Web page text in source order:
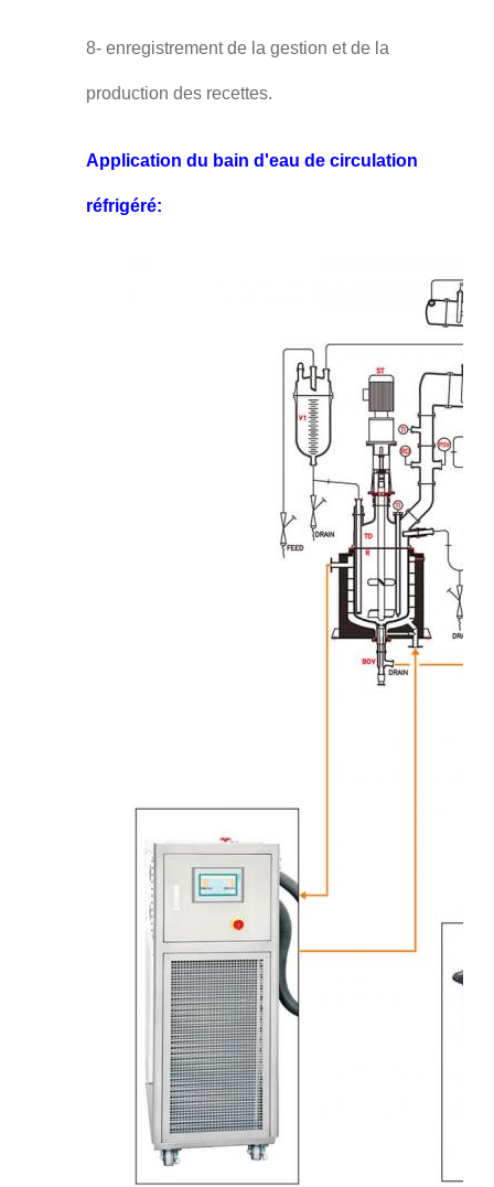
8- enregistrement de la gestion et de la
production des recettes.
Application du bain d'eau de circulation
réfrigéré: